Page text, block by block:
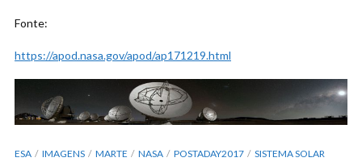
Fonte:
https://apod.nasa.gov/apod/ap171219.html
ESA IMAGENS MARTE NASA POSTADAY2017 SISTEMA SOLAR